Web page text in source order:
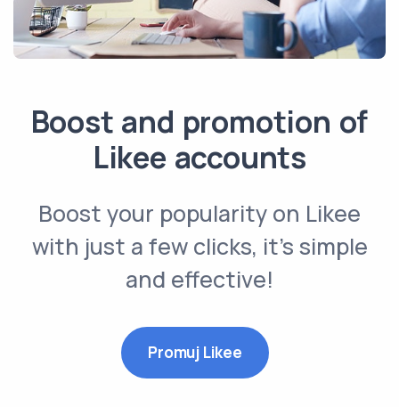
Boost and promotion of
Likee accounts
Boost your popularity on Likee
with just a few clicks, it’s simple
and effective!
Promuj Likee